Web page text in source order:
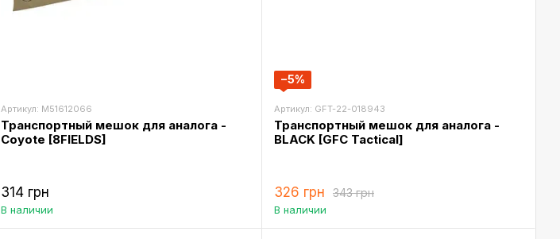
Артикул: M51612066
Транспортный мешок для аналога -
Coyote [8FIELDS]
314 грн
В наличии
−5%
Артикул: GFT-22-018943
Транспортный мешок для аналога -
BLACK [GFC Tactical]
343 грн
326 грн
В наличии